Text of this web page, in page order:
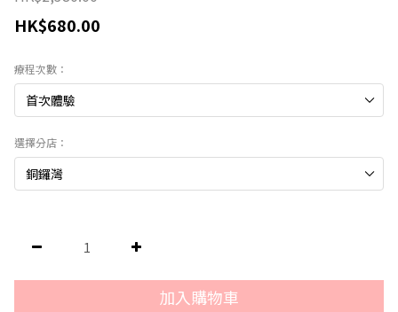
HK$680.00
療程次數：
選擇分店：
加入購物車